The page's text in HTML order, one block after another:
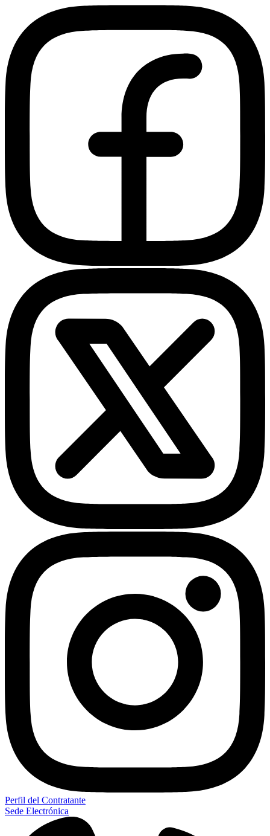
contenido
Perfil del Contratante
Sede Electrónica